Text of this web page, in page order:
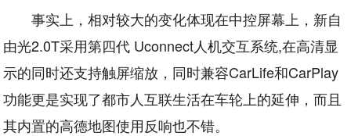
事实上，相对较大的变化体现在中控屏幕上，新自
由光2.0T采用第四代 Uconnect人机交互系统,在高清显
示的同时还支持触屏缩放，同时兼容CarLife和CarPlay
功能更是实现了都市人互联生活在车轮上的延伸，而且
其内置的高德地图使用反响也不错。